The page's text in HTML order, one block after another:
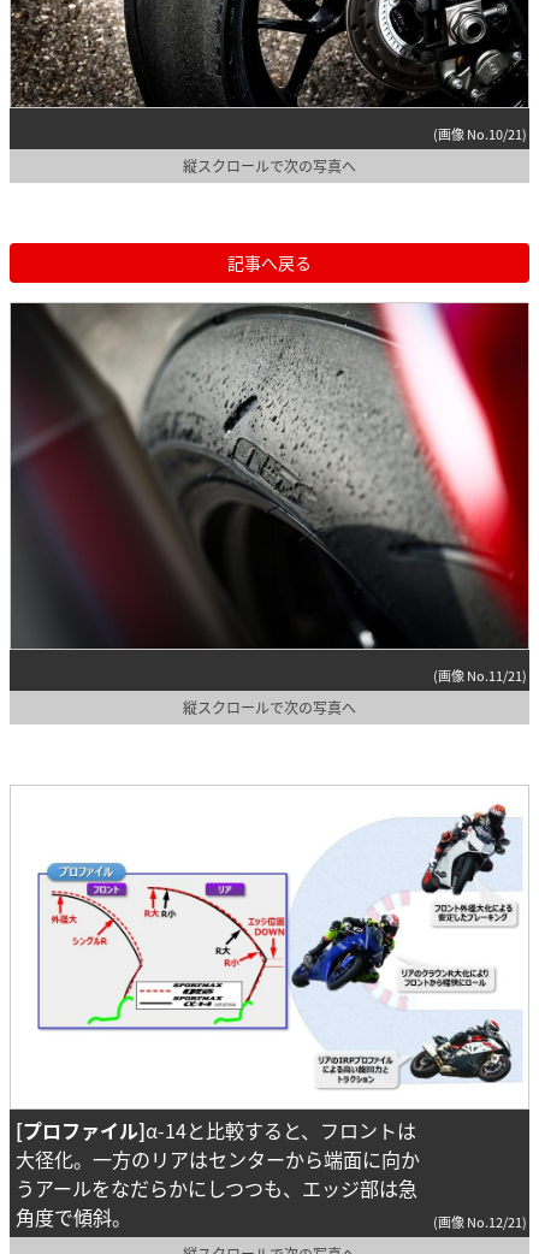
(画像 No.10/21)
縦スクロールで次の写真へ
記事へ戻る
(画像 No.11/21)
縦スクロールで次の写真へ
[プロファイル]α-14と比較すると、フロントは
大径化。一方のリアはセンターから端面に向か
うアールをなだらかにしつつも、エッジ部は急
角度で傾斜。
(画像 No.12/21)